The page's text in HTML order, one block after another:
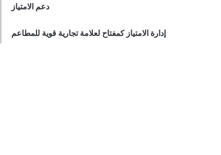
دعم الامتياز
إدارة الامتياز كمفتاح لعلامة تجارية قوية للمطاعم